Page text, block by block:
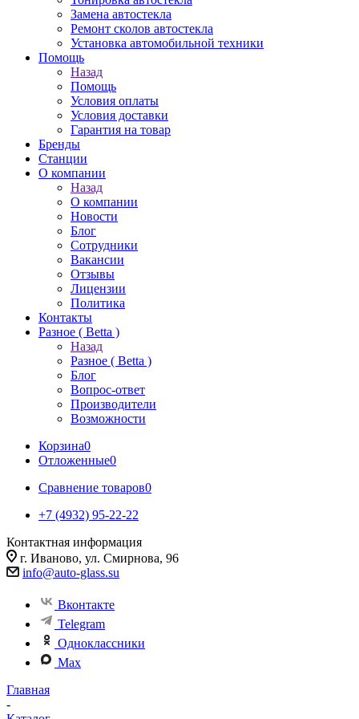
Замена автостекла
Ремонт сколов автостекла
Установка автомобильной техники
Помощь
Назад
Помощь
Условия оплаты
Условия доставки
Гарантия на товар
Бренды
Станции
О компании
Назад
О компании
Новости
Блог
Сотрудники
Вакансии
Отзывы
Лицензии
Политика
Контакты
Разное ( Betta )
Назад
Разное ( Betta )
Блог
Вопрос-ответ
Производители
Возможности
Корзина0
Отложенные0
Сравнение товаров0
+7 (4932) 95-22-22
Контактная информация
г. Иваново, ул. Смирнова, 96
info@auto-glass.su
Вконтакте
Telegram
Одноклассники
Max
Главная
-